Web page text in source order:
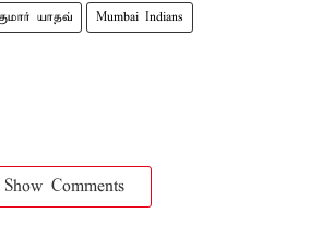
யாதவ் Mumbai Indians
Show Comments